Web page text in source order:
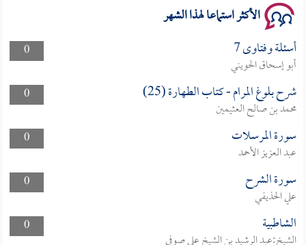
الأكثر استماعا لهذا الشهر
0 أسئلة وفتاوى 7
أبو إسحاق الحويني
0
شرح بلوغ المرام - كتاب الطهارة (25)
محمد بن صالح العثيمين
0
سورة المرسلات
عبد العزيز الأحمد
0
سورة الشرح
علي الحذيفي
0
الشاطبية